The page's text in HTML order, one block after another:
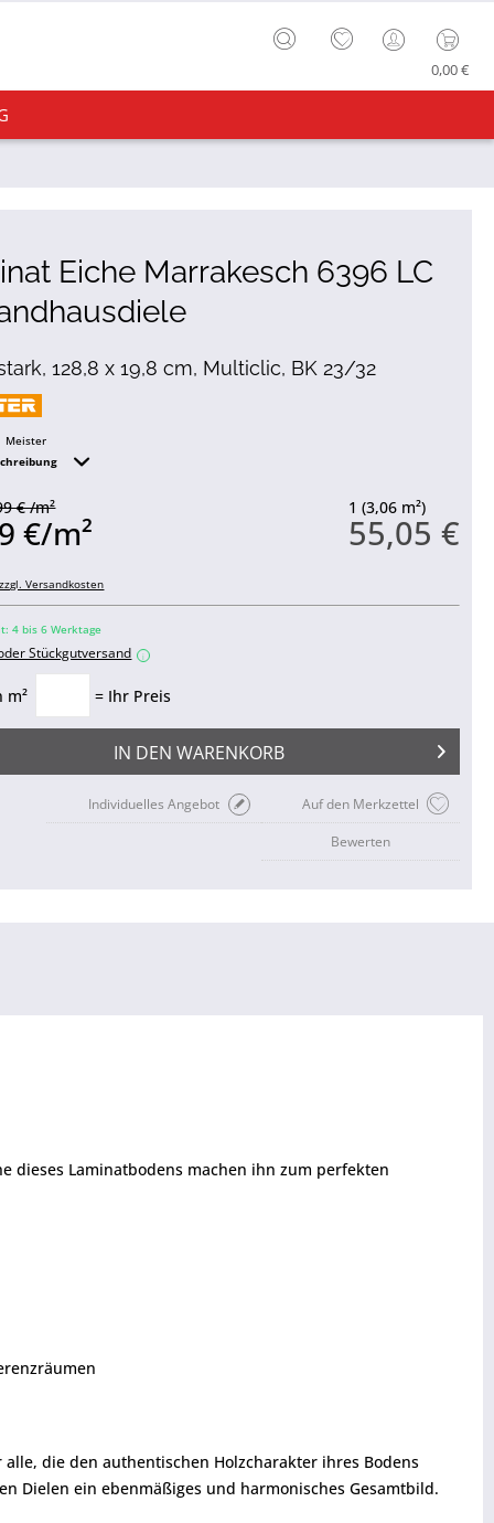
0,00 €
Eiche Marrakesch 6396 LC
128,8 x 19,8 cm, Multiclic, BK 23/32
Meister
1 (3,06 m²)
55,05 €
€ /m²
€/m²
zzgl. Versandkosten
4 bis 6 Werktage
Stückgutversand i
m² = Ihr Preis
IN DEN WARENKORB
Auf den Merkzettel
Individuelles Angebot
Bewerten
dieses Laminatbodens machen ihn zum perfekten
die den authentischen Holzcharakter ihres Bodens
Dielen ein ebenmäßiges und harmonisches Gesamtbild.